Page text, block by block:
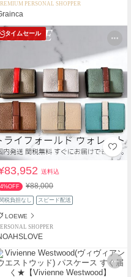
PERSONAL SHOPPER
タイムセール
送料込
4%OFF ¥88,000
関税負担なし スピード配送
LOEWE
SHOPPER